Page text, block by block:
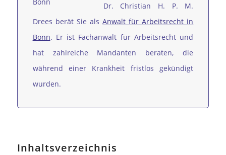
Dr. Christian H. P. M.
Drees berät Sie alsAnwalt für Arbeitsrecht in
Bonn. Er ist Fachanwalt für Arbeitsrecht und
hat zahlreiche Mandanten beraten, die
während einer Krankheit fristlos gekündigt
wurden.
Inhaltsverzeichnis